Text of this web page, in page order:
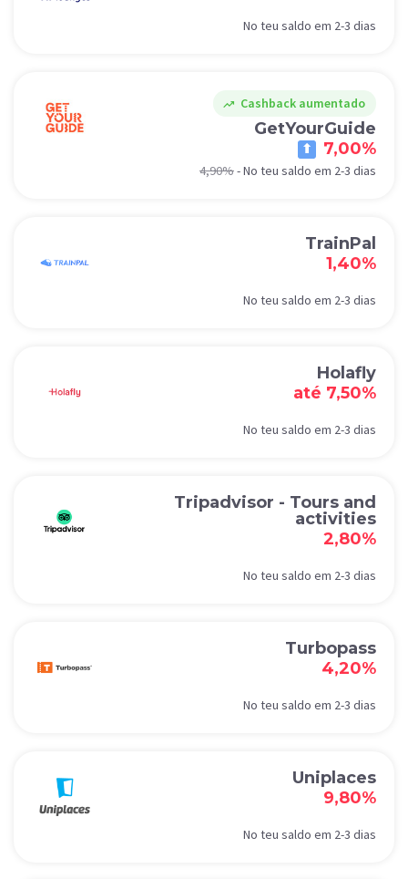
No teu saldo em 2-3 dias
trending_up Cashback aumentado
GetYourGuide
7,00%
4,90%-No teu saldo em 2-3 dias
TrainPal
1,40%
No teu saldo em 2-3 dias
Holafly
até 7,50%
No teu saldo em 2-3 dias
Tripadvisor - Tours and
activities
2,80%
No teu saldo em 2-3 dias
Turbopass
4,20%
No teu saldo em 2-3 dias
Uniplaces
9,80%
No teu saldo em 2-3 dias